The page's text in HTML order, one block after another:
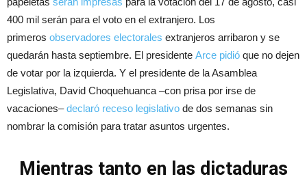
400 mil serán para el voto en el extranjero. Los
primeros observadores electorales extranjeros arribaron y se
quedarán hasta septiembre. El presidente Arce pidió que no dejen
de votar por la izquierda. Y el presidente de la Asamblea
Legislativa, David Choquehuanca –con prisa por irse de
vacaciones–declaró receso legislativo de dos semanas sin
nombrar la comisión para tratar asuntos urgentes.
Escribe
Mientras tanto en las dictaduras